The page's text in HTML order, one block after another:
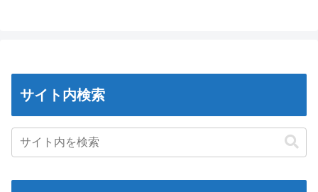
サイト内検索